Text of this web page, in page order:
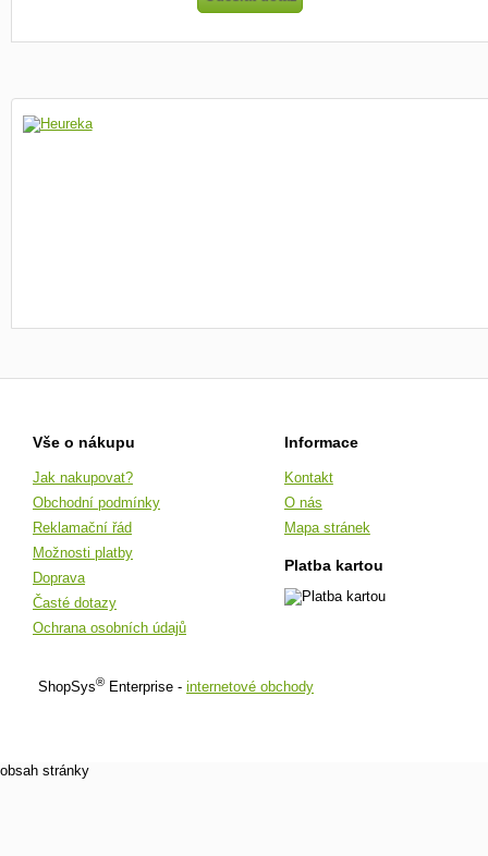
Vše o nákupu
Jak nakupovat?
Obchodní podmínky
Reklamační řád
Možnosti platby
Doprava
Časté dotazy
Ochrana osobních údajů
Informace
Kontakt
O nás
Mapa stránek
Platba kartou
ShopSys® Enterprise - internetové obchody
obsah stránky